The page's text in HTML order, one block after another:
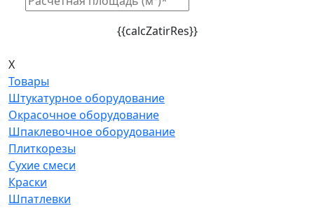
{{calcZatirRes}}
X
Товары
Штукатурное оборудование
Окрасочное оборудование
Шпаклевочное оборудование
Плиткорезы
Сухие смеси
Краски
Шпатлевки